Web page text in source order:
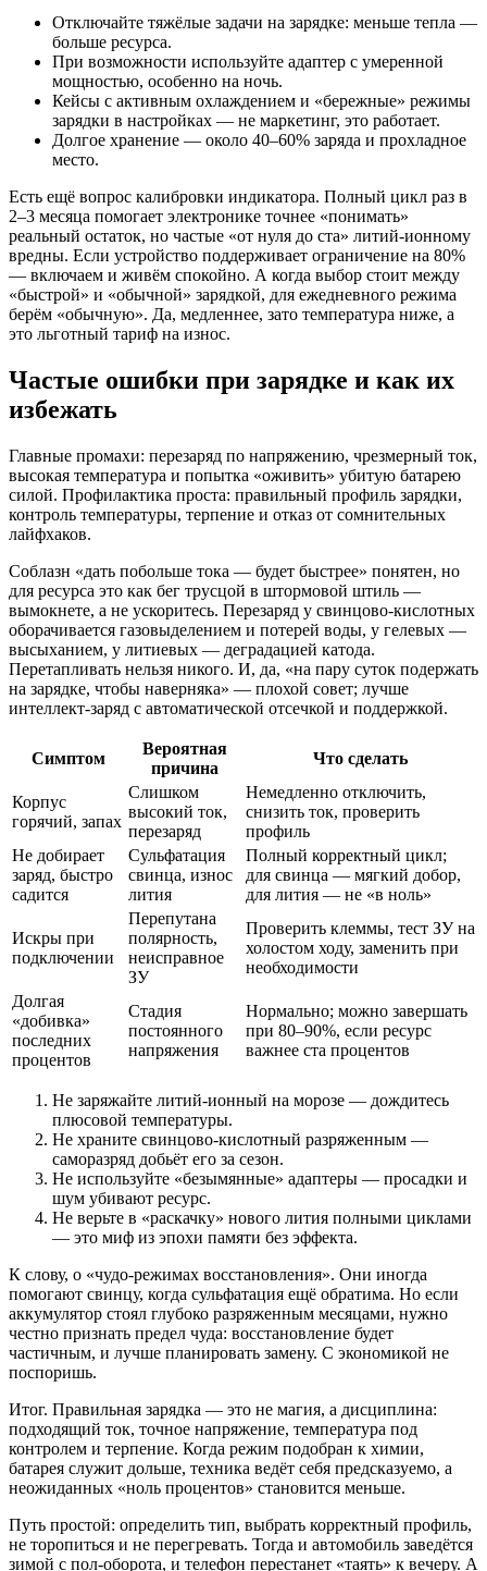
Отключайте тяжёлые задачи на зарядке: меньше тепла —
больше ресурса.
При возможности используйте адаптер с умеренной
мощностью, особенно на ночь.
Кейсы с активным охлаждением и «бережные» режимы
зарядки в настройках — не маркетинг, это работает.
Долгое хранение — около 40–60% заряда и прохладное
место.
Есть ещё вопрос калибровки индикатора. Полный цикл раз в
2–3 месяца помогает электронике точнее «понимать»
реальный остаток, но частые «от нуля до ста» литий‑ионному
вредны. Если устройство поддерживает ограничение на 80%
— включаем и живём спокойно. А когда выбор стоит между
«быстрой» и «обычной» зарядкой, для ежедневного режима
берём «обычную». Да, медленнее, зато температура ниже, а
это льготный тариф на износ.
Частые ошибки при зарядке и как их
избежать
Главные промахи: перезаряд по напряжению, чрезмерный ток,
высокая температура и попытка «оживить» убитую батарею
силой. Профилактика проста: правильный профиль зарядки,
контроль температуры, терпение и отказ от сомнительных
лайфхаков.
Соблазн «дать побольше тока — будет быстрее» понятен, но
для ресурса это как бег трусцой в штормовой штиль —
вымокнете, а не ускоритесь. Перезаряд у свинцово‑кислотных
оборачивается газовыделением и потерей воды, у гелевых —
высыханием, у литиевых — деградацией катода.
Перетапливать нельзя никого. И, да, «на пару суток подержать
на зарядке, чтобы наверняка» — плохой совет; лучше
интеллект‑заряд с автоматической отсечкой и поддержкой.
Симптом
Вероятная
причина
Что сделать
Корпус
горячий, запах
Слишком
высокий ток,
перезаряд
Немедленно отключить,
снизить ток, проверить
профиль
Не добирает
заряд, быстро
садится
Сульфатация
свинца, износ
лития
Полный корректный цикл;
для свинца — мягкий добор,
для лития — не «в ноль»
Искры при
подключении
Перепутана
полярность,
неисправное
ЗУ
Проверить клеммы, тест ЗУ на
холостом ходу, заменить при
необходимости
Долгая
«добивка»
последних
процентов
Стадия
постоянного
напряжения
Нормально; можно завершать
при 80–90%, если ресурс
важнее ста процентов
Не заряжайте литий‑ионный на морозе — дождитесь
плюсовой температуры.
Не храните свинцово‑кислотный разряженным —
саморазряд добьёт его за сезон.
Не используйте «безымянные» адаптеры — просадки и
шум убивают ресурс.
Не верьте в «раскачку» нового лития полными циклами
— это миф из эпохи памяти без эффекта.
К слову, о «чудо‑режимах восстановления». Они иногда
помогают свинцу, когда сульфатация ещё обратима. Но если
аккумулятор стоял глубоко разряженным месяцами, нужно
честно признать предел чуда: восстановление будет
частичным, и лучше планировать замену. С экономикой не
поспоришь.
Итог. Правильная зарядка — это не магия, а дисциплина:
подходящий ток, точное напряжение, температура под
контролем и терпение. Когда режим подобран к химии,
батарея служит дольше, техника ведёт себя предсказуемо, а
неожиданных «ноль процентов» становится меньше.
Путь простой: определить тип, выбрать корректный профиль,
не торопиться и не перегревать. Тогда и автомобиль заведётся
зимой с пол‑оборота, и телефон перестанет «таять» к вечеру. А